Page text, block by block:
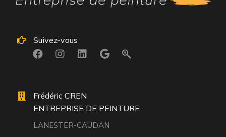
Suivez-vous
Frédéric CREN
ENTREPRISE DE PEINTURE
LANESTER-CAUDAN